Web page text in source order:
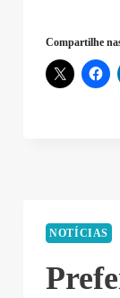
Compartilhe
NOTÍCIAS